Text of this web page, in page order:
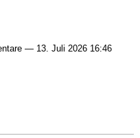
— 13. Juli 2026 16:46